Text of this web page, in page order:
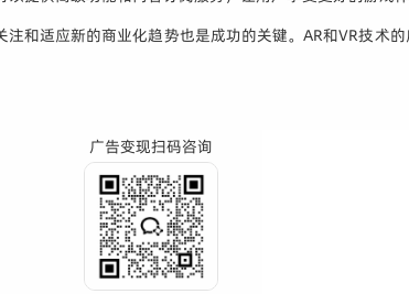
和适应新的商业化趋势也是成功的关键。AR和VR技术
广告变现扫码咨询